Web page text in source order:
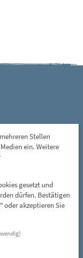
13 - 17 Uhr
bis 31. März
ll.bayern.de
Stellen
ein. Weitere
gesetzt und
dürfen. Bestätigen
oder akzeptieren Sie